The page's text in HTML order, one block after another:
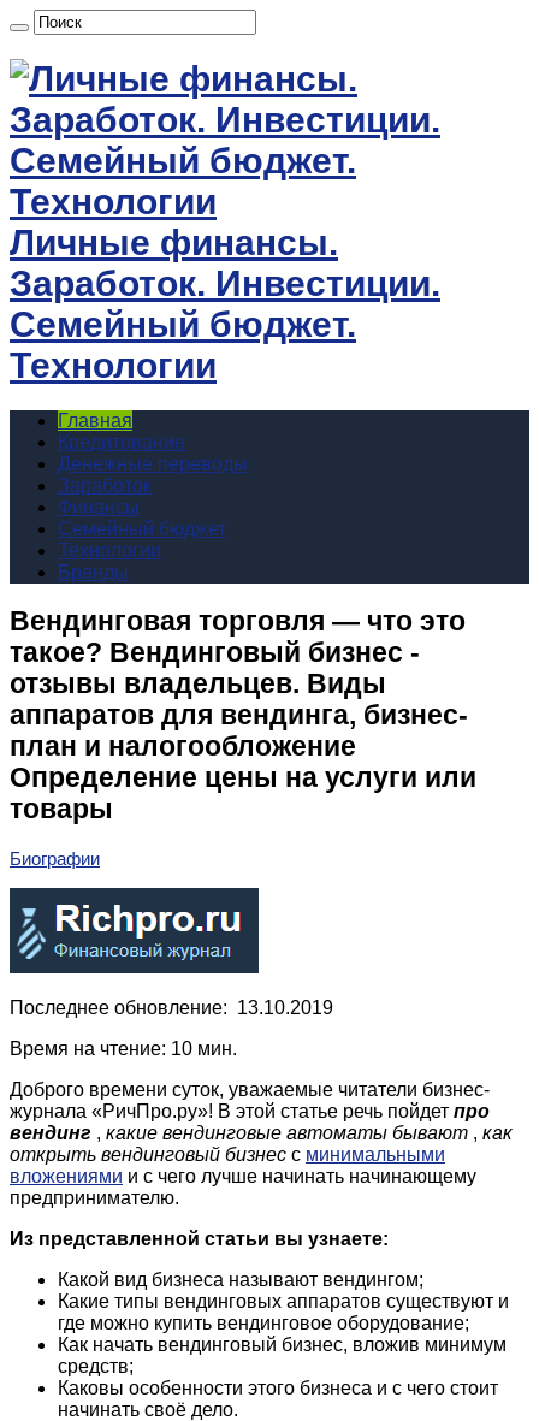
Личные финансы.
Заработок. Инвестиции.
Семейный бюджет.
Технологии
Главная
Кредитование
Денежные переводы
Заработок
Финансы
Семейный бюджет
Технологии
Бренды
Вендинговая торговля — что это
такое? Вендинговый бизнес -
отзывы владельцев. Виды
аппаратов для вендинга, бизнес-
план и налогообложение
Определение цены на услуги или
товары
Биографии
Последнее обновление: 13.10.2019
Время на чтение: 10 мин.
Доброго времени суток, уважаемые читатели бизнес-
журнала «РичПро.ру»! В этой статье речь пойдет про
вендинг , какие вендинговые автоматы бывают , как
открыть вендинговый бизнес с минимальными
вложениями и с чего лучше начинать начинающему
предпринимателю.
Из представленной статьи вы узнаете:
Какой вид бизнеса называют вендингом;
Какие типы вендинговых аппаратов существуют и
где можно купить вендинговое оборудование;
Как начать вендинговый бизнес, вложив минимум
средств;
Каковы особенности этого бизнеса и с чего стоит
начинать своё дело.